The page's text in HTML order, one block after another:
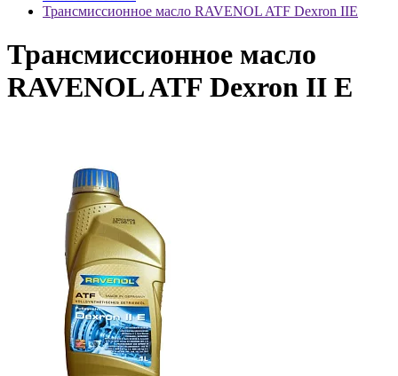
Трансмиссионное масло RAVENOL ATF Dexron IIE
Трансмиссионное масло
RAVENOL ATF Dexron II E